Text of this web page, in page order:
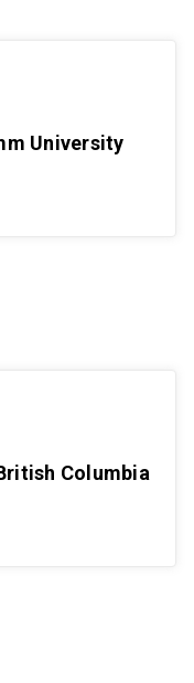
University
Columbia